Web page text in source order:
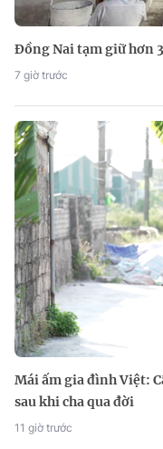
Đồng Nai tạm giữ hơn
7 giờ trước
Mái ấm gia đình Việt:
sau khi cha qua đời
11 giờ trước